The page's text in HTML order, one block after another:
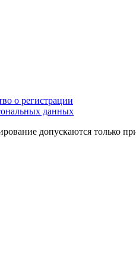
о регистрации
данных
допускаются только